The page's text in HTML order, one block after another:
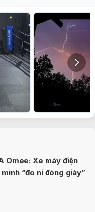
Omee: Xe máy điện
“đo ni đóng giày”